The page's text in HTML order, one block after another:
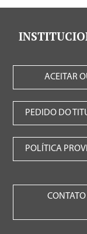
ACEITAR
PEDIDO DO
POLÍTICA